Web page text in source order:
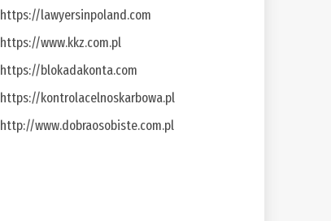
https://lawyersinpoland.com
https://www.kkz.com.pl
https://blokadakonta.com
https://kontrolacelnoskarbowa.pl
http://www.dobraosobiste.com.pl